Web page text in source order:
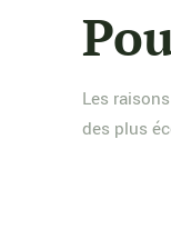
Les
des plus